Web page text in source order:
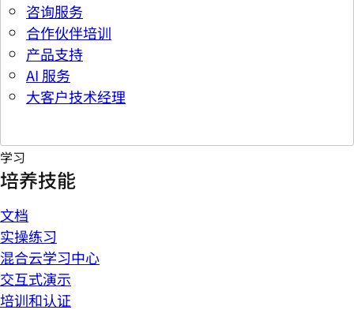
咨询服务
合作伙伴培训
产品支持
AI 服务
大客户技术经理
学习
培养技能
文档
实操练习
混合云学习中心
交互式演示
培训和认证